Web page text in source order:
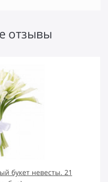
отзывы
букет невесты. 21